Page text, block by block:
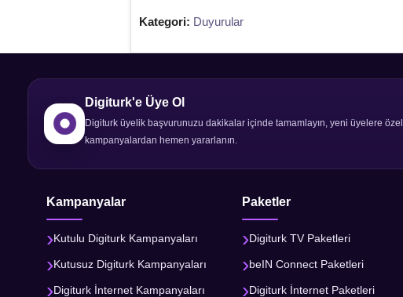
Kategori: Duyurular
Digiturk'e Üye Ol
Digiturk üyelik başvurunuzu dakikalar içinde tamamlayın, yeni üyelere özel
kampanyalardan hemen yararlanın.
Kampanyalar
Kutulu Digiturk Kampanyaları
Kutusuz Digiturk Kampanyaları
Digiturk İnternet Kampanyaları
Paketler
Digiturk TV Paketleri
beIN Connect Paketleri
Digiturk İnternet Paketleri